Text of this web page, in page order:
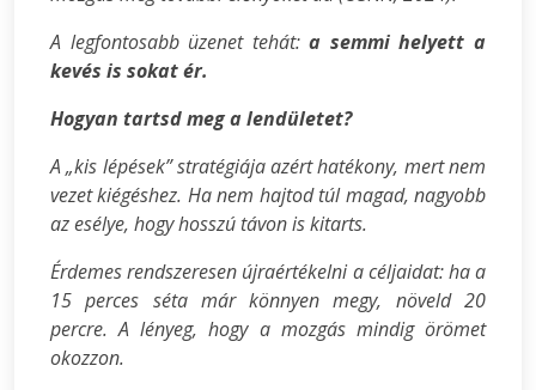
A legfontosabb üzenet tehát:a semmi helyett a
kevés is sokat ér.
Hogyan tartsd meg a lendületet?
A „kis lépések” stratégiája azért hatékony, mert nem
vezet kiégéshez. Ha nem hajtod túl magad, nagyobb
az esélye, hogy hosszú távon is kitarts.
Érdemes rendszeresen újraértékelni a céljaidat: ha a
15 perces séta már könnyen megy, növeld 20
percre. A lényeg, hogy a mozgás mindig örömet
okozzon.